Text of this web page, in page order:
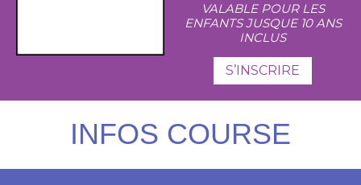
VALABLE POUR LES
ENFANTS JUSQUE 10 ANS
INCLUS
S’INSCRIRE
INFOS COURSE